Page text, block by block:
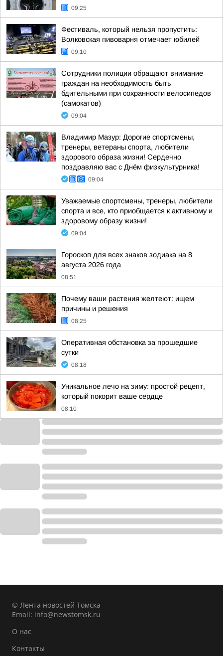
09:25
Фестиваль, который нельзя пропустить:
Волковская пивоварня отмечает юбилей
09:10
Сотрудники полиции обращают внимание
граждан на необходимость быть
бдительными при сохранности велосипедов
(самокатов)
09:04
Владимир Мазур: Дорогие спортсмены,
тренеры, ветераны спорта, любители
здорового образа жизни! Сердечно
поздравляю вас с Днём физкультурника!
09:04
Уважаемые спортсмены, тренеры, любители
спорта и все, кто приобщается к активному и
здоровому образу жизни!
09:04
Гороскоп для всех знаков зодиака на 8
августа 2026 года
08:51
Почему ваши растения желтеют: ищем
причины и решения
08:25
Оперативная обстановка за прошедшие
сутки
08:18
Уникальное лечо на зиму: простой рецепт,
который покорит ваше сердце
08:10
© Лента новостей Томска
Email: info@newstomsk.ru
О нас
Контакты